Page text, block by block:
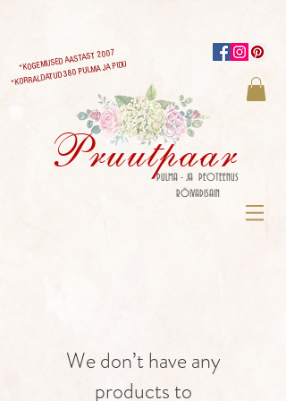
Pruutpaar
PULMA - JA PEOTEENUS
RÕIVADISAIN
*KOGEMUSED AASTAST 2007
*KORRALDATUD 380 PULMA JA PIDU
We don’t have any
products to